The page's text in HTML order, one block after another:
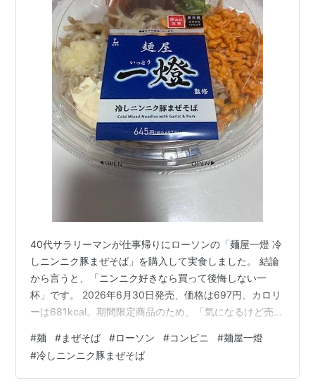
40代サラリーマンが仕事帰りにローソンの「麺屋一燈 冷
しニンニク豚まぜそば」を購入して実食しました。 結論
から言うと、「ニンニク好きなら買って後悔しない一
杯」です。 2026年6月30日発売、価格は697円、カロリ
ーは681kcal。期間限定商品のため、「気になるけど売り
ら早めの購入がおすすめです。 【この記事でわかるこ
と】 実際の味やボリューム感（40代でも満足できる？）
カロリーや栄養成分の詳細 食後の胃もたれや負担を減ら
#麺 #まぜそば #ローソン #コンビニ #麺屋一燈
#冷しニンニク豚まぜそば